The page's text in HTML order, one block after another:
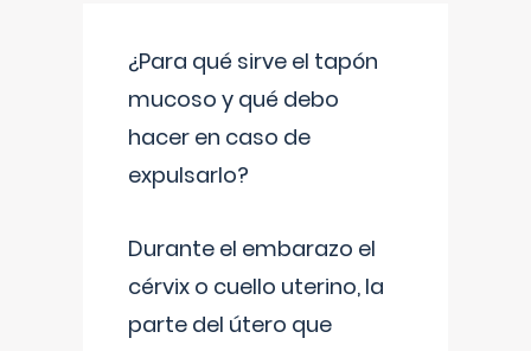
¿Para qué sirve el tapón
mucoso y qué debo
hacer en caso de
expulsarlo?
Durante el embarazo el
cérvix o cuello uterino, la
parte del útero que